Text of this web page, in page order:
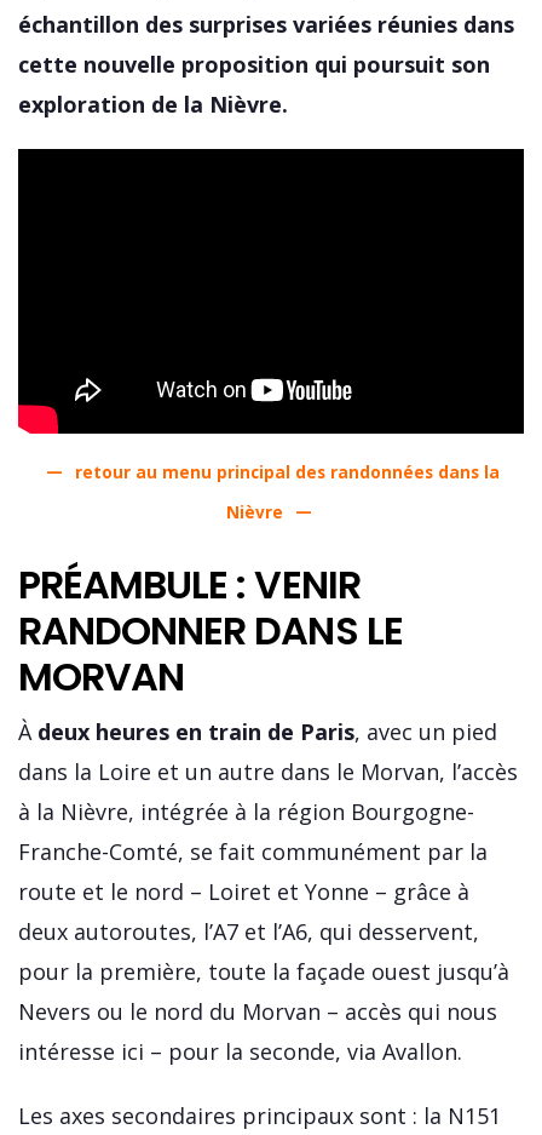
échantillon des surprises variées réunies dans
cette nouvelle proposition qui poursuit son
exploration de la Nièvre.
—
retour au menu principal des randonnées dans la
Nièvre
—
PRÉAMBULE : VENIR
RANDONNER DANS LE
MORVAN
À deux heures en train de Paris, avec un pied
dans la Loire et un autre dans le Morvan, l’accès
à la Nièvre, intégrée à la région Bourgogne-
Franche-Comté, se fait communément par la
route et le nord – Loiret et Yonne – grâce à
deux autoroutes, l’A7 et l’A6, qui desservent,
pour la première, toute la façade ouest jusqu’à
Nevers ou le nord du Morvan – accès qui nous
intéresse ici – pour la seconde, via Avallon.
Les axes secondaires principaux sont : la N151